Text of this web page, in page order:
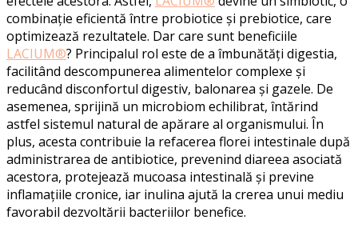
combinație eficientă între probiotice și prebiotice, care
optimizează rezultatele. Dar care sunt beneficiile
LACIUM®? Principalul rol este de a îmbunătăți digestia,
facilitând descompunerea alimentelor complexe și
reducând disconfortul digestiv, balonarea și gazele. De
asemenea, sprijină un microbiom echilibrat, întărind
astfel sistemul natural de apărare al organismului. În
plus, acesta contribuie la refacerea florei intestinale după
administrarea de antibiotice, prevenind diareea asociată
acestora, protejează mucoasa intestinală și previne
inflamațiile cronice, iar inulina ajută la crerea unui mediu
favorabil dezvoltării bacteriilor benefice.